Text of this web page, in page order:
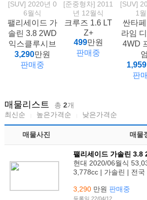
[SUV] 2020년 0
6월식
팰리세이드 가
솔린 3.8 2WD
익스클루시브
3,290만원
판매중
[준중형차] 2011
년 12월식
크루즈 1.6 LT
Z+
499만원
판매중
[SUV]
1
싼타
라임
4WD
엄
1,959
판
매물리스트 총 2개
최신순
높은가격순 낮은가격순
매물사진 매물
팰리세이드 가솔린 3.8
현대 2020/06월식
3,778cc | 가솔린 | 전국
3,290만원 판매중
등록일 22/04/12